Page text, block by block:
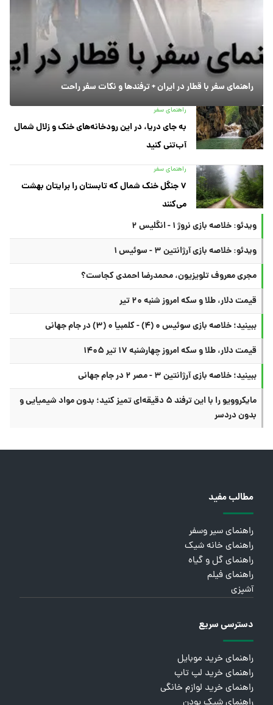
راهنمای سفر با قطار در ایران + ترفندها و نکات سفر راحت
راهنمای سفر
به جای دریا، در این رودخانه‌های خنک و زلال شمال
آب‌تنی کنید
راهنمای سفر
۷ جنگل خنک شمال که تابستان را برایتان بهشت
می‌کنند
ویدئو: خلاصه بازی نروژ ۱ - انگلیس ۲
قیمت دلار، طلا و سکه امروز شنبه ۲۰ تیر
ببینید؛ خلاصه بازی سوئیس ۰ (۴) - کلمبیا ۰ (۳) در جام جهانی
قیمت دلار، طلا و سکه امروز چهارشنبه ۱۷ تیر ۱۴۰۵
ببینید؛ خلاصه بازی آرژانتین ۳ - مصر ۲ در جام جهانی
مطالب مفید